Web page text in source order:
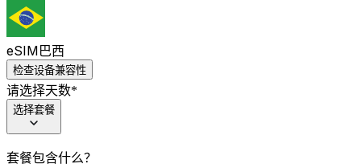
eSIM巴西
检查设备兼容性
请选择天数*
选择套餐
套餐包含什么？